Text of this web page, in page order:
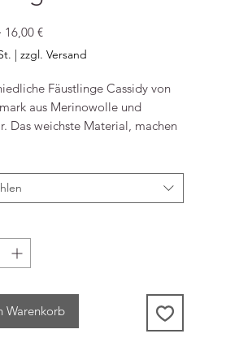
Standardpreis
16,00 €Sale-
Preis
| zzgl. Versand
Fäustlinge Cassidy von
aus Merinowolle und
Das weichste Material, machen
Kinder Wintergarderobe.
70% Wolle, 30% Kaschmir
30° Schonwäsche, Nicht
Nicht im Trockner trocknen,
reinigen, Nicht bügeln
mp Denmark
Warenkorb